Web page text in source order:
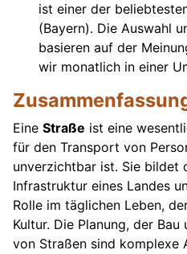
ist einer der
(Bayern). Die Auswahl
basieren auf der
wir monatlich in einer
Eine Straße ist eine
für den Transport von
unverzichtbar ist. Sie bildet
Infrastruktur eines Landes
Rolle im täglichen Leben,
Kultur. Die Planung, der
von Straßen sind komplexe